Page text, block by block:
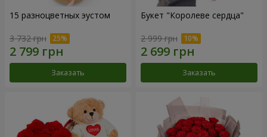
15 разноцветных эустом
3 732 грн
Заказать
Букет "Королеве сердца"
2 999 грн
Заказать